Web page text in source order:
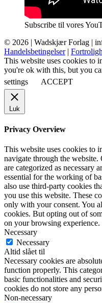
Subscribe til vores
© 2026 | Wadskjær Forlag |
Handelsbetingelser|
This website uses cookies to
you're ok with this, but you
settings
ACCEPT
Luk
Privacy Overview
This website uses cookies to
navigate through the website.
are categorized as necessary
essential for the working of
also use third-party cookies
you use this website. These
only with your consent. You
cookies. But opting out of
on your browsing experience.
Necessary
Necessary
Altid slået til
Necessary cookies are
function properly. This
basic functionalities and
cookies do not store any
Non-necessary